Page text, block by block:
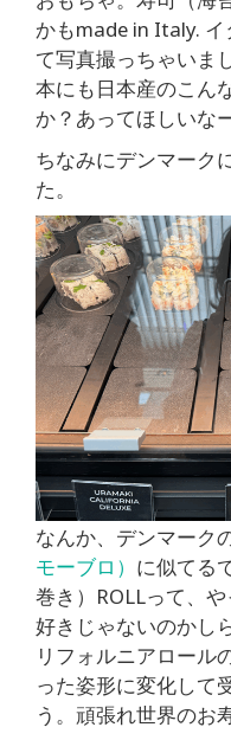
かもmade in Italy.
て写真撮っちゃいま
本にも日本産のこん
か？あってほしいなー
ちなみにデンマーク
た。
なんか、デンマーク
モーブロ） に似てる
巻き）ROLLって、
好きじゃないのかし
リフォルニアロール
った姿形に変化して
う。頑張れ世界のお